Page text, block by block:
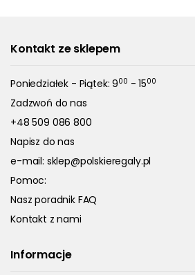
Kontakt ze sklepem
Poniedziałek - Piątek: 900 - 1500
Zadzwoń do nas
+48 509 086 800
Napisz do nas
e-mail: sklep@polskieregaly.pl
Pomoc:
Nasz poradnik FAQ
Kontakt z nami
Informacje